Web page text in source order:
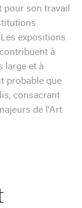
pour son travail
expositions
à
large et à
probable que
consacrant
de l'Art